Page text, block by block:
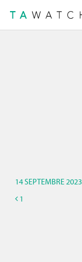
14 SEPTEMBRE 2023
1